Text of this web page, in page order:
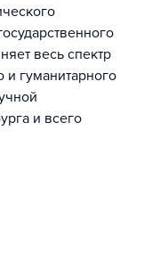
весь спектр
и гуманитарного
и всего